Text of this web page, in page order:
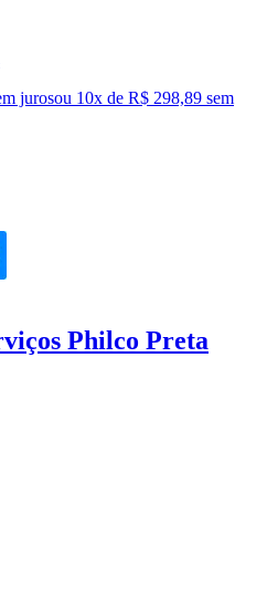
jurosou 10x de R$ 298,89 sem
Philco Preta